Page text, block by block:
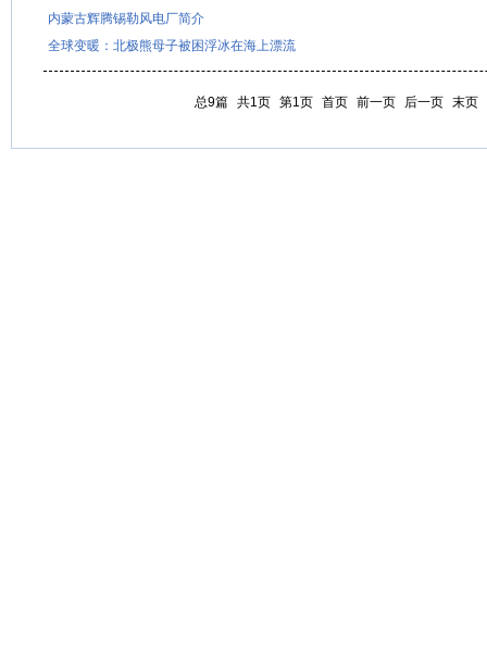
内蒙古辉腾锡勒风电厂简介
全球变暖：北极熊母子被困浮冰在海上漂流
总9篇 共1页 第1页 首页 前一页 后一页 末页